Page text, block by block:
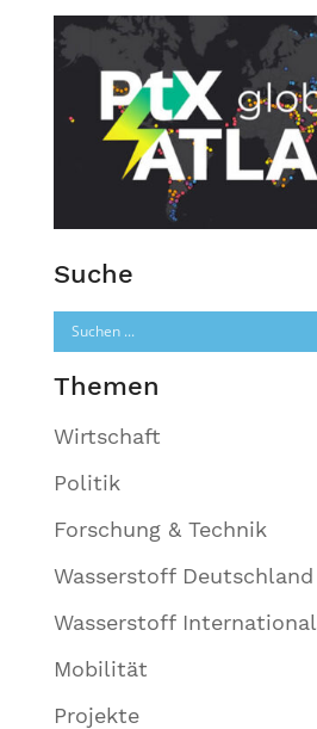
Suche
Themen
Wirtschaft
Politik
Forschung & Technik
Wasserstoff Deutschland
Wasserstoff International
Mobilität
Projekte